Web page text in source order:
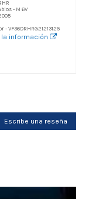
- M 6V
VF36DRHRG21213125
la información
Escribe una reseña